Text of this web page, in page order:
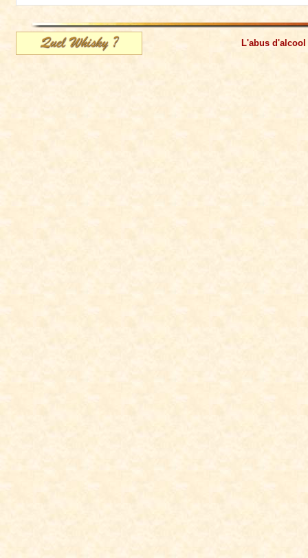
L'abus